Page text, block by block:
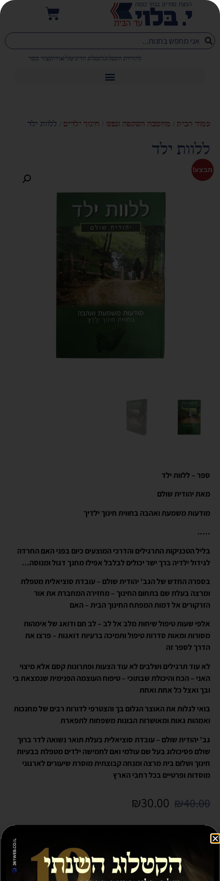
להורדת הקטלוגלקטלוג הדיגיטליאודותצור קשר
עמוד הבית/ מחשבה השקפה ונפש / חינוך ילדים / ללוות ילד
ללוות ילד
מבצע!
ספר – ללוות ילד
מאת יהודית שולם
מודעות משמעת ואהבה בחווית חינוך ילדיך
…..
בליל הטכניקות התרגילים והדרכי המוצעים כיום בפני האם החרדה
לגידול ילדיה ברך ישר יכולים לבלבל אפילו מחנך דגול ומנוסה…
בספרה החדש של הגב' יהודית שולם – עובדת סוציאלית מטפלת
ומרצה בעלת שם בתחום החינוך – מחזירה המחברת את אור
הזרקורים אל דמות המפתח החינוך הבית – האם
אלפי שעות טיפול שיחות מלב אל לב – לב חם ודואג של אימהות
מסורות ומאות סדרות טיפול ותמיכה ברעיות דואגות – פרצו את
הדרך לספר זה
לא עוד תרגילים ושלבים לא עוד הצעות ופתרונות קסם אלא מיצוי
האני – הכח והיכולת שבתוכי – טיפוח העוצמה הפנימית שנמצאת בי
ובך ואצל כל אחת ואחת
בואי לגלות את האוצר הגלום בך והצטרפי לדורות רבים של מחנכות
ואמהות גאות ומאושרות הבונות משפחות לתפארת
גב' יהודית שולם – עובדת סוציאלית בעלת תואר נשואה לדר ברוך
שולם פסיכולוג בעל שם עולמי ואם לחמישה ילדים מטפלת בבעיות
חינוך ושלום בית מרצה ומנחה קבוצתית מוסרת שיעורים לארגוני
מוסדות ופרטיים בכל רחבי הארץ
₪40.00
₪30.00
הוספה לסל